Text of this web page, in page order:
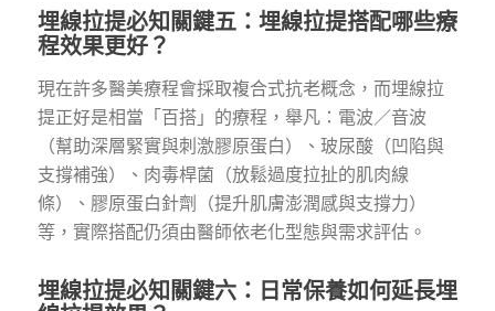
埋線拉提必知關鍵五：埋線拉提搭配哪些療
程效果更好？
現在許多醫美療程會採取複合式抗老概念，而埋線拉
提正好是相當「百搭」的療程，舉凡：電波／音波
（幫助深層緊實與刺激膠原蛋白）、玻尿酸（凹陷與
支撐補強）、肉毒桿菌（放鬆過度拉扯的肌肉線
條）、膠原蛋白針劑（提升肌膚澎潤感與支撐力）
等，實際搭配仍須由醫師依老化型態與需求評估。
埋線拉提必知關鍵六：日常保養如何延長埋